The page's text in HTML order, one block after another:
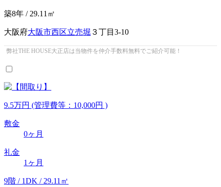
築8年 / 29.11㎡
大阪府大阪市西区立売堀 ３丁目3-10
弊社THE HOUSE大正店は当物件を仲介手数料無料でご紹介可能！
9.5万円 (管理費等：10,000円 )
敷金
0ヶ月
礼金
1ヶ月
9階 / 1DK / 29.11㎡